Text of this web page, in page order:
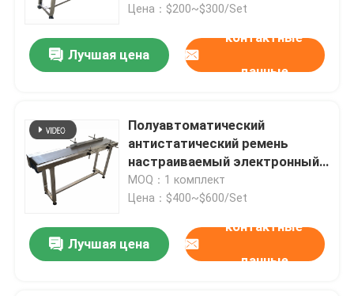
Продукты
Видеозаписи
О нас
Цена：$200~$300/Set
Лучшая цена
контактные
данные
Полуавтоматический
антистатический ремень
настраиваемый электронный
струйный принтер конвейер
MOQ：1 комплект
Цена：$400~$600/Set
Лучшая цена
контактные
данные